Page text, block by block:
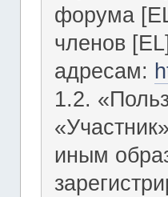
форума
членов
адресам:
1.2.
иным